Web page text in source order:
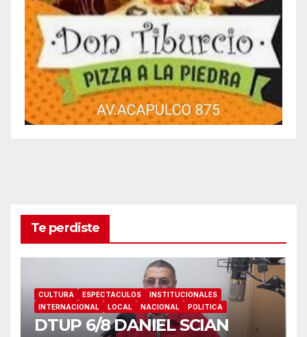
Te perdiste
CULTURA ESPECTACULOS
INSTITUCIONALES
INTERNACIONAL
LOCAL NACIONAL POLITICA
DTUP 6/8 DANIEL SCIAN